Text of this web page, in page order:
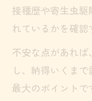
接種歴や寄生虫
れているかを確認
不安な点があれ
し、納得いくま
最大のポイントで